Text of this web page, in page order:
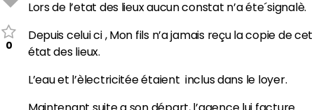
0
Lors de l’etat des lieux aucun constat n’a éte´signalè.
Depuis celui ci , Mon fils n’a jamais reçu la copie de cet
état des lieux.
L’eau et l’èlectricitée étaient inclus dans le loyer.